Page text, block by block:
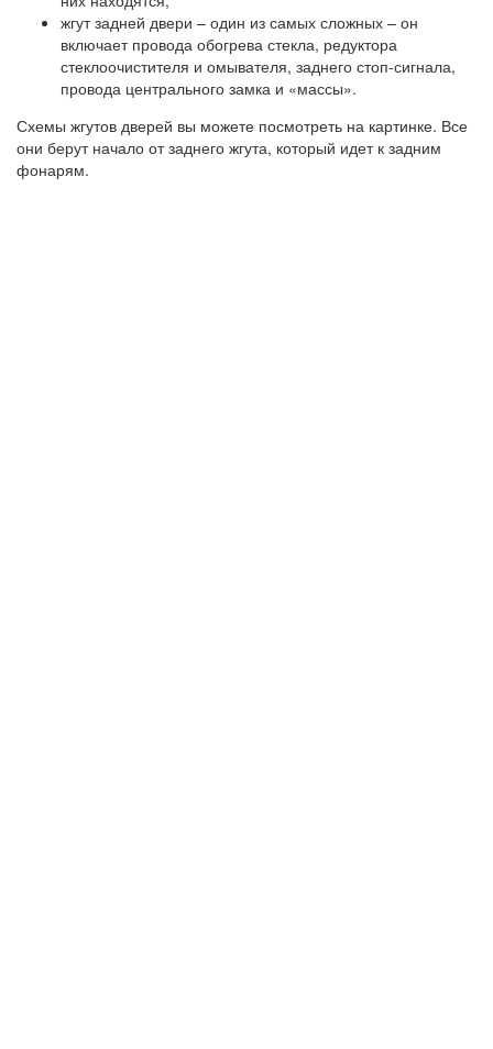
жгут задней двери – один из самых сложных – он
включает провода обогрева стекла, редуктора
стеклоочистителя и омывателя, заднего стоп-сигнала,
провода центрального замка и «массы».
Схемы жгутов дверей вы можете посмотреть на картинке. Все
они берут начало от заднего жгута, который идет к задним
фонарям.